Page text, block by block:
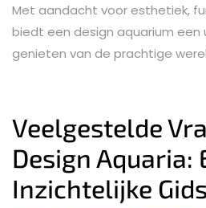
Met aandacht voor esthetiek,
biedt een design aquarium een
genieten van de prachtige
Veelgestelde
Design Aquaria:
Inzichtelijke Gids